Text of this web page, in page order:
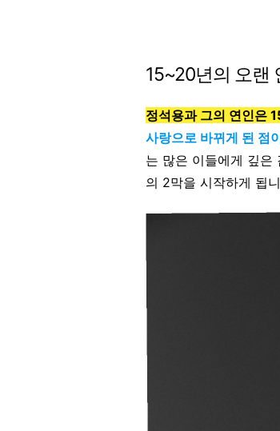
15~20년의 오랜
정석용과 그의 연인은
사랑으로 바뀌게 된 점
는 많은 이들에게 깊은
의 2막을 시작하게 됩